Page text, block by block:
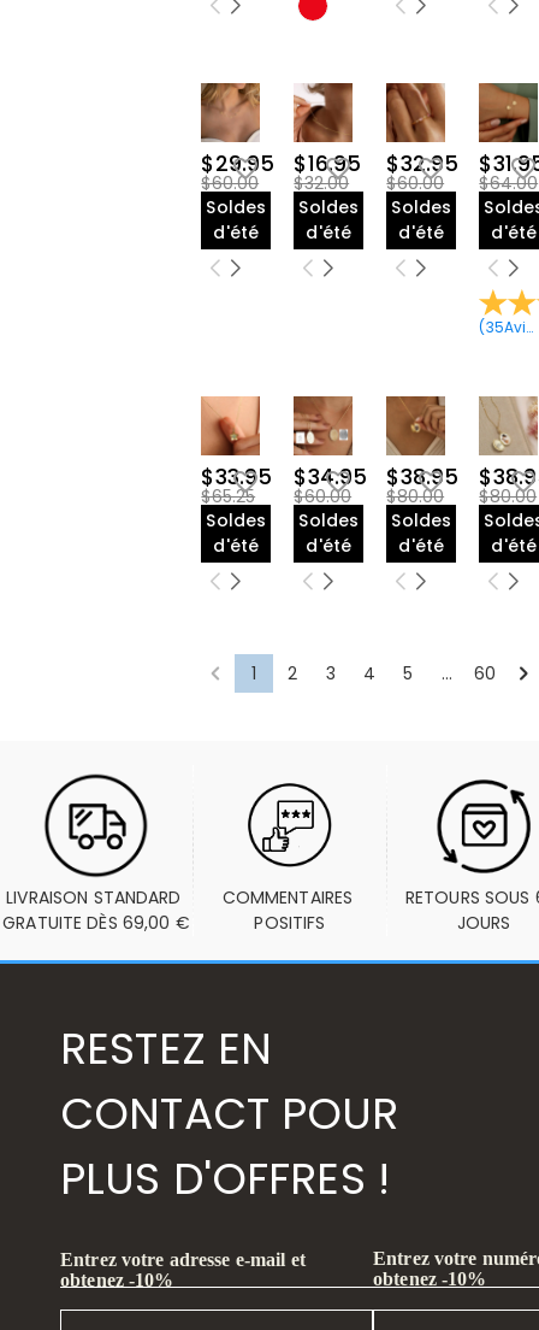
$29.95
$60.00
Soldes
d'été
$16.95
$32.00
Soldes
d'été
$32.95
$60.00
Soldes
d'été
$64.00
d'été
(35Avis
$33.95
$65.25
Soldes
d'été
$34.95
$60.00
Soldes
d'été
$38.95
$80.00
Soldes
d'été
$80.00
d'été
1 2 3 4 5 ... 60
LIVRAISON STANDARD
GRATUITE DÈS 69,00 €
COMMENTAIRES
POSITIFS
RETOURS SOUS
JOURS
RESTEZ EN
CONTACT POUR
PLUS D'OFFRES !
Entrez votre adresse e-mail et
obtenez -10%
Entrez votre
obtenez -10%